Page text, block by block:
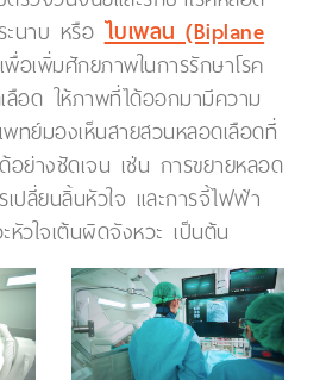
ะนาบ หรือไบเพลน (Biplane
อเพิ่มศักยภาพในการรักษาโรค
ลือด ให้ภาพที่ได้ออกมามีความ
ทย์มองเห็นสายสวนหลอดเลือดที่
อย่างชัดเจน เช่น การขยายหลอด
เปลี่ยนลิ้นหัวใจ และการจี้ไฟฟ้า
หัวใจเต้นผิดจังหวะ เป็นต้น